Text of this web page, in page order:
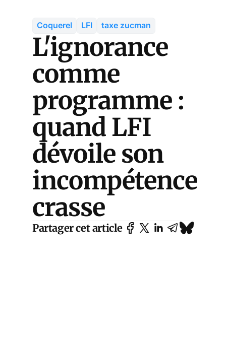
Coquerel LFI taxe zucman
L'ignorance
comme
programme :
quand LFI
dévoile son
incompétence
crasse
Partager cet article